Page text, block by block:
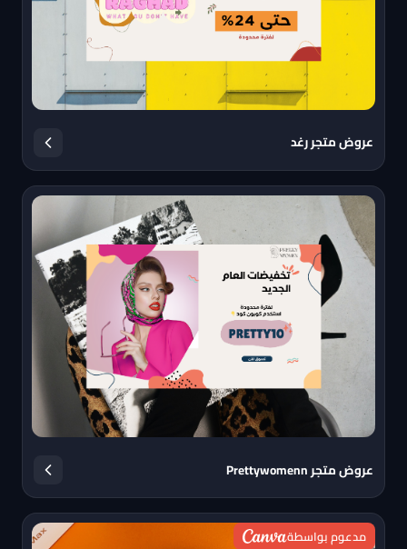
عروض متجر رغد
عروض متجر Prettywomenn
مدعوم بواسطة